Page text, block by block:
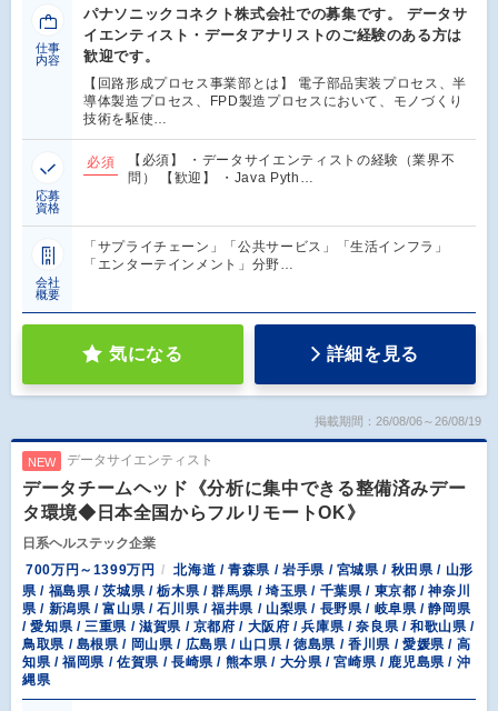
仕事
内容
パナソニックコネクト株式会社での募集です。 データサ
イエンティスト・データアナリストのご経験のある方は
歓迎です。
【回路形成プロセス事業部とは】 電子部品実装プロセス、半
導体製造プロセス、FPD製造プロセスにおいて、モノづくり
技術を駆使…
応募
資格
必須
【必須】 ・データサイエンティストの経験（業界不
問） 【歓迎】 ・Java Pyth…
会社
概要
「サプライチェーン」「公共サービス」「生活インフラ」
「エンターテインメント」分野…
気になる 詳細を見る
掲載期間：26/08/06～26/08/19
NEW データサイエンティスト
データチームヘッド《分析に集中できる整備済みデー
タ環境◆日本全国からフルリモートOK》
日系ヘルステック企業
700万円～1399万円
北海道 / 青森県 / 岩手県 / 宮城県 / 秋田県 / 山形
県 / 福島県 / 茨城県 / 栃木県 / 群馬県 / 埼玉県 / 千葉県 / 東京都 / 神奈川
県 / 新潟県 / 富山県 / 石川県 / 福井県 / 山梨県 / 長野県 / 岐阜県 / 静岡県
/ 愛知県 / 三重県 / 滋賀県 / 京都府 / 大阪府 / 兵庫県 / 奈良県 / 和歌山県 /
鳥取県 / 島根県 / 岡山県 / 広島県 / 山口県 / 徳島県 / 香川県 / 愛媛県 / 高
知県 / 福岡県 / 佐賀県 / 長崎県 / 熊本県 / 大分県 / 宮崎県 / 鹿児島県 / 沖
縄県